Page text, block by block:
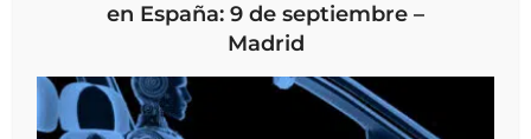
en España: 9 de septiembre –
Madrid